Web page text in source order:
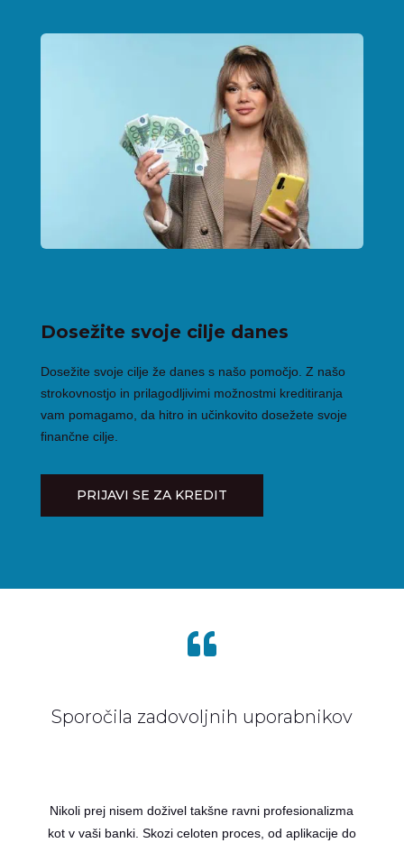
Dosežite svoje cilje danes
Dosežite svoje cilje že danes s našo pomočjo. Z našo
strokovnostjo in prilagodljivimi možnostmi kreditiranja
vam pomagamo, da hitro in učinkovito dosežete svoje
finančne cilje.
PRIJAVI SE ZA KREDIT

Sporočila zadovoljnih uporabnikov
Nikoli prej nisem doživel takšne ravni profesionalizma
kot v vaši banki. Skozi celoten proces, od aplikacije do